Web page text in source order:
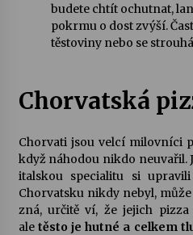
budete chtít ochutnat,
pokrmu o dost zvýší.
těstoviny nebo se
Chorvatská
Chorvati jsou velcí milovníci
když náhodou nikdo neuvařil.
italskou specialitu si
Chorvatsku nikdy nebyl,
zná, určitě ví, že jejich
ale těsto je hutné a celkem